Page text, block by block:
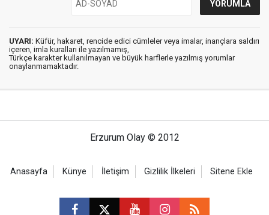
UYARI: Küfür, hakaret, rencide edici cümleler veya imalar, inançlara saldırı
içeren, imla kuralları ile yazılmamış,
Türkçe karakter kullanılmayan ve büyük harflerle yazılmış yorumlar
onaylanmamaktadır.
Erzurum Olay © 2012
Anasayfa Künye İletişim Gizlilik İlkeleri Sitene Ekle